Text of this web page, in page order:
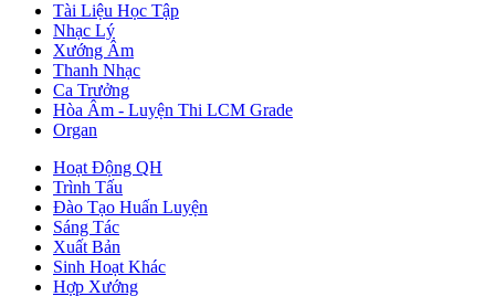
Tài Liệu Học Tập
Nhạc Lý
Xướng Âm
Thanh Nhạc
Ca Trưởng
Hòa Âm - Luyện Thi LCM Grade
Organ
Hoạt Động QH
Trình Tấu
Đào Tạo Huấn Luyện
Sáng Tác
Xuất Bản
Sinh Hoạt Khác
Hợp Xướng